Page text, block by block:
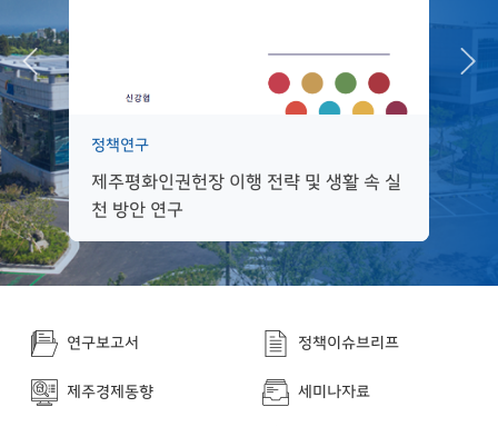
정책연구
제주평화인권헌장 이행 전략 및 생활 속 실
천 방안 연구
Previous
연구보고서 정책이슈브리프
제주경제동향 세미나자료